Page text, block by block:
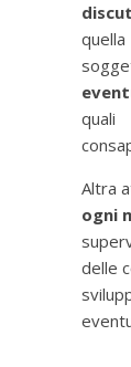
quali
Altra
ogni
delle